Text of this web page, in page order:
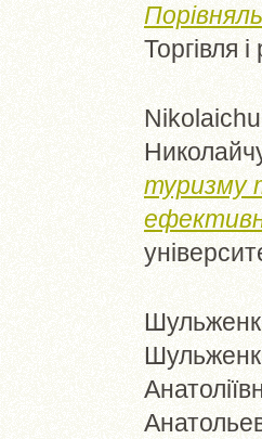
Торгівля
туризму